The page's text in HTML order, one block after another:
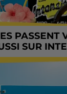
PASSENT
SUR